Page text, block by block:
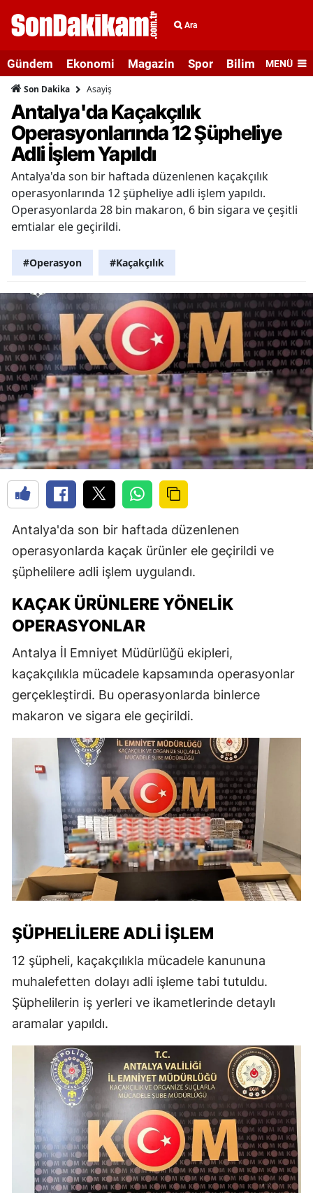
Ara
Gündem Ekonomi Magazin Spor Bilim veMENÜ
Son Dakika Asayiş
Antalya'da Kaçakçılık
Operasyonlarında 12 Şüpheliye
Adli İşlem Yapıldı
Antalya'da son bir haftada düzenlenen kaçakçılık
operasyonlarında 12 şüpheliye adli işlem yapıldı.
Operasyonlarda 28 bin makaron, 6 bin sigara ve çeşitli
emtialar ele geçirildi.
#Operasyon #Kaçakçılık
Antalya'da son bir haftada düzenlenen
operasyonlarda kaçak ürünler ele geçirildi ve
şüphelilere adli işlem uygulandı.
KAÇAK ÜRÜNLERE YÖNELIK
OPERASYONLAR
Antalya İl Emniyet Müdürlüğü ekipleri,
kaçakçılıkla mücadele kapsamında operasyonlar
gerçekleştirdi. Bu operasyonlarda binlerce
makaron ve sigara ele geçirildi.
ŞÜPHELILERE ADLI İŞLEM
12 şüpheli, kaçakçılıkla mücadele kanununa
muhalefetten dolayı adli işleme tabi tutuldu.
Şüphelilerin iş yerleri ve ikametlerinde detaylı
aramalar yapıldı.